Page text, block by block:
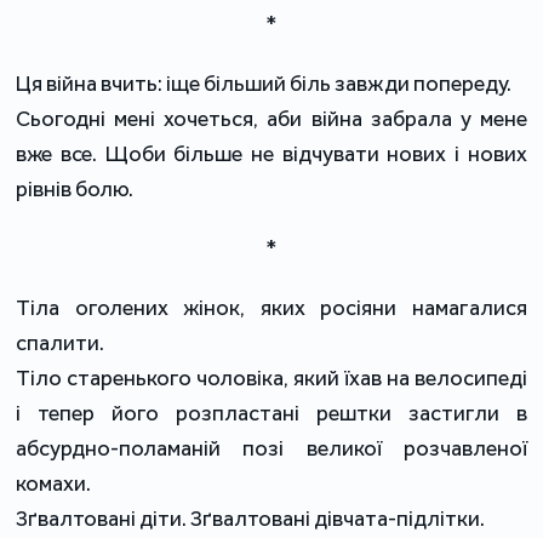
*
Ця війна вчить: іще більший біль завжди попереду.
Сьогодні мені хочеться, аби війна забрала у мене
вже все. Щоби більше не відчувати нових і нових
рівнів болю.
*
Тіла оголених жінок, яких росіяни намагалися
спалити.
Тіло старенького чоловіка, який їхав на велосипеді
і тепер його розпластані рештки застигли в
абсурдно-поламаній позі великої розчавленої
комахи.
Зґвалтовані діти. Зґвалтовані дівчата-підлітки.